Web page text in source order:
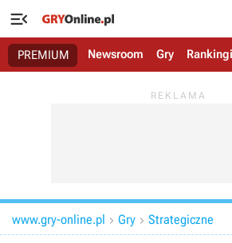

PREMIUM Newsroom Gry Rankingi
www.gry-online.pl  Gry  Strategiczne